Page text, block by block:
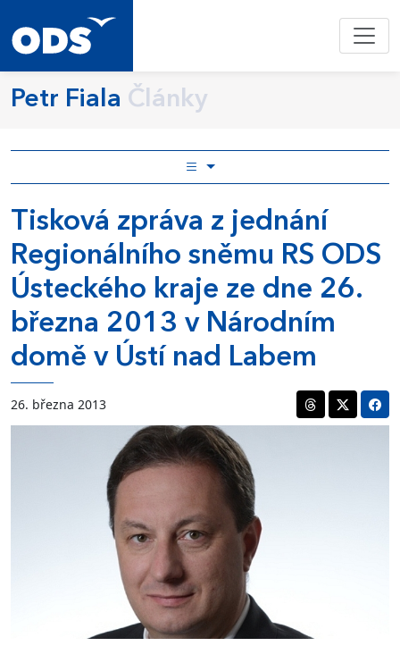
Petr Fiala Články
Tisková zpráva z jednání
Regionálního sněmu RS ODS
Ústeckého kraje ze dne 26.
března 2013 v Národním
domě v Ústí nad Labem
26. března 2013